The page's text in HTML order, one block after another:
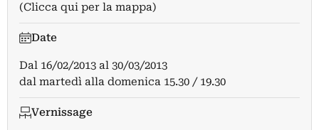
(Clicca qui per la mappa)
Date
Dal 16/02/2013 al 30/03/2013
dal martedì alla domenica 15.30 / 19.30
Vernissage